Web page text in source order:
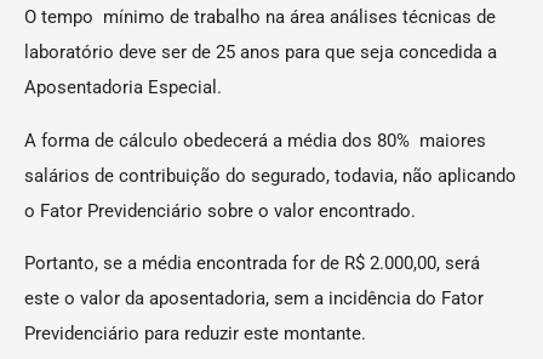
O tempo mínimo de trabalho na área análises técnicas de
laboratório deve ser de 25 anos para que seja concedida a
Aposentadoria Especial.
A forma de cálculo obedecerá a média dos 80% maiores
salários de contribuição do segurado, todavia, não aplicando
o Fator Previdenciário sobre o valor encontrado.
Portanto, se a média encontrada for de R$ 2.000,00, será
este o valor da aposentadoria, sem a incidência do Fator
Previdenciário para reduzir este montante.